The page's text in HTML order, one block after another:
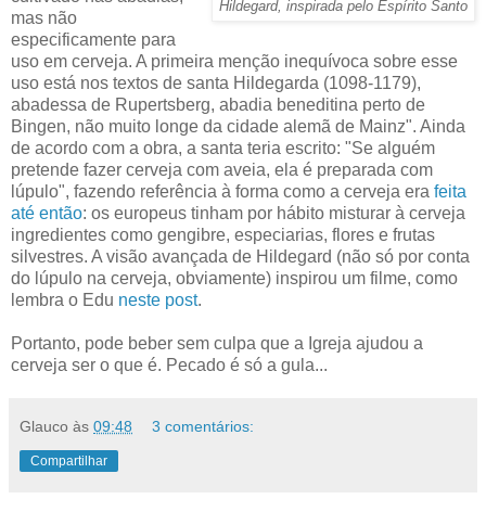
Hildegard, inspirada pelo Espírito Santo
mas não
especificamente para
uso em cerveja. A primeira menção inequívoca sobre esse
uso está nos textos de santa Hildegarda (1098-1179),
abadessa de Rupertsberg, abadia beneditina perto de
Bingen, não muito longe da cidade alemã de Mainz". Ainda
de acordo com a obra, a santa teria escrito: "Se alguém
pretende fazer cerveja com aveia, ela é preparada com
lúpulo", fazendo referência à forma como a cerveja era feita
até então: os europeus tinham por hábito misturar à cerveja
ingredientes como gengibre, especiarias, flores e frutas
silvestres. A visão avançada de Hildegard (não só por conta
do lúpulo na cerveja, obviamente) inspirou um filme, como
lembra o Edu neste post.
Portanto, pode beber sem culpa que a Igreja ajudou a
cerveja ser o que é. Pecado é só a gula...
Glauco às 09:48 3 comentários:
Compartilhar